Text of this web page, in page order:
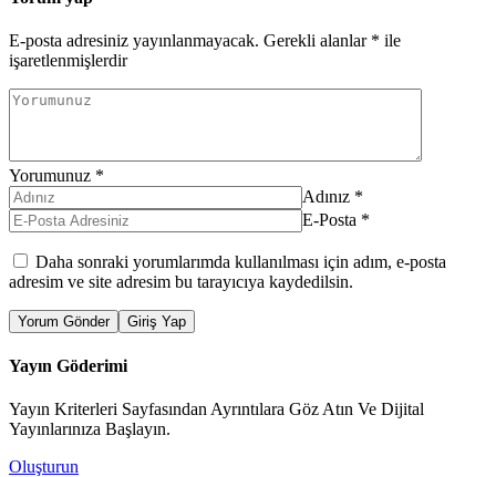
E-posta adresiniz yayınlanmayacak. Gerekli alanlar * ile
işaretlenmişlerdir
Yorumunuz *
Adınız *
E-Posta *
Daha sonraki yorumlarımda kullanılması için adım, e-posta
adresim ve site adresim bu tarayıcıya kaydedilsin.
Yorum Gönder Giriş Yap
Yayın Göderimi
Yayın Kriterleri Sayfasından Ayrıntılara Göz Atın Ve Dijital
Yayınlarınıza Başlayın.
Oluşturun